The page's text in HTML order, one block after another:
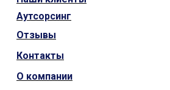
О компании
Контакты
Отзывы
Аутсорсинг